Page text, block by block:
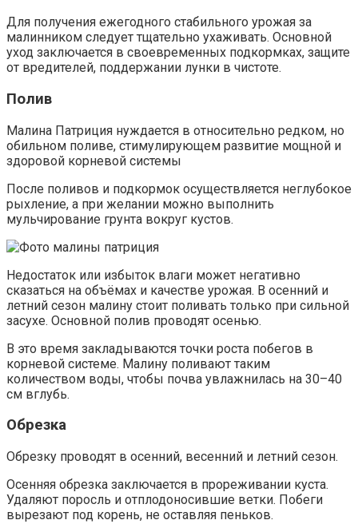
Для получения ежегодного стабильного урожая за
малинником следует тщательно ухаживать. Основной
уход заключается в своевременных подкормках, защите
от вредителей, поддержании лунки в чистоте.
Полив
Малина Патриция нуждается в относительно редком, но
обильном поливе, стимулирующем развитие мощной и
здоровой корневой системы
После поливов и подкормок осуществляется неглубокое
рыхление, а при желании можно выполнить
мульчирование грунта вокруг кустов.
Недостаток или избыток влаги может негативно
сказаться на объёмах и качестве урожая. В осенний и
летний сезон малину стоит поливать только при сильной
засухе. Основной полив проводят осенью.
В это время закладываются точки роста побегов в
корневой системе. Малину поливают таким
количеством воды, чтобы почва увлажнилась на 30–40
см вглубь.
Обрезка
Обрезку проводят в осенний, весенний и летний сезон.
Осенняя обрезка заключается в прореживании куста.
Удаляют поросль и отплодоносившие ветки. Побеги
вырезают под корень, не оставляя пеньков.